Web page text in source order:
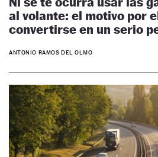
al volante: el motivo por
convertirse en un serio
ANTONIO RAMOS DEL OLMO